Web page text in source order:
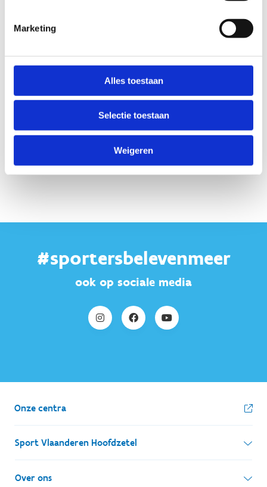
Marketing
Alles toestaan
Selectie toestaan
Weigeren
#sportersbelevenmeer
ook op sociale media
Onze centra
Sport Vlaanderen Hoofdzetel
Simon Bolivarlaan 17
Over ons